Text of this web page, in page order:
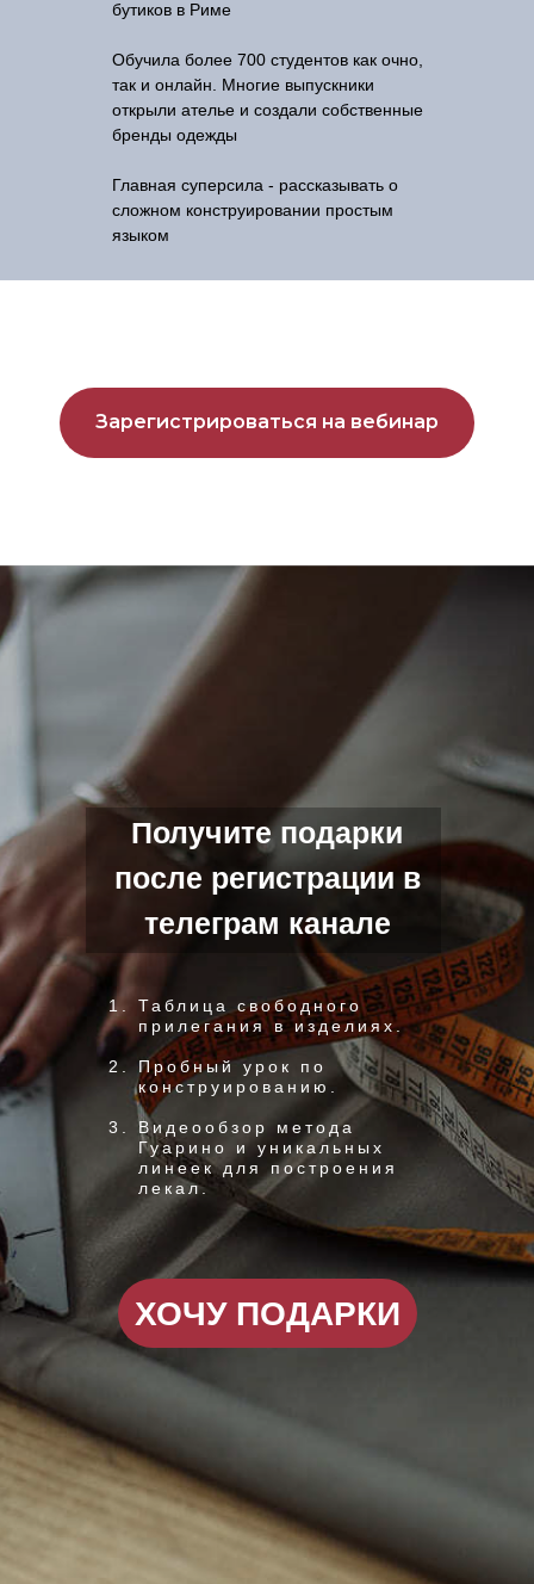
бутиков в Риме
Обучила более 700 студентов как очно,
так и онлайн. Многие выпускники
открыли ателье и создали собственные
бренды одежды
Главная суперсила - рассказывать о
сложном конструировании простым
языком
Зарегистрироваться на вебинар
ХОЧУ ПОДАРКИ
Таблица свободного
прилегания в изделиях.
Пробный урок по
конструированию.
Видеообзор метода
Гуарино и уникальных
линеек для построения
лекал.
Получите подарки
после регистрации в
телеграм канале